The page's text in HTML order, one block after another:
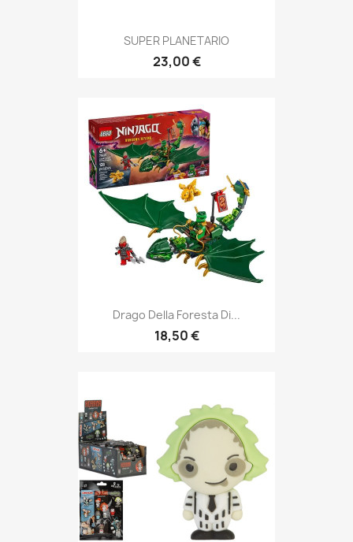
SUPER PLANETARIO
23,00 €
Drago Della Foresta Di...
18,50 €